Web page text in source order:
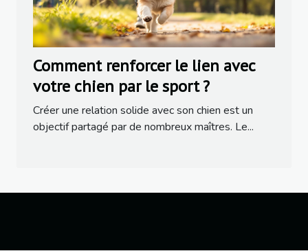
Comment renforcer le lien avec
votre chien par le sport ?
Créer une relation solide avec son chien est un
objectif partagé par de nombreux maîtres. Le...